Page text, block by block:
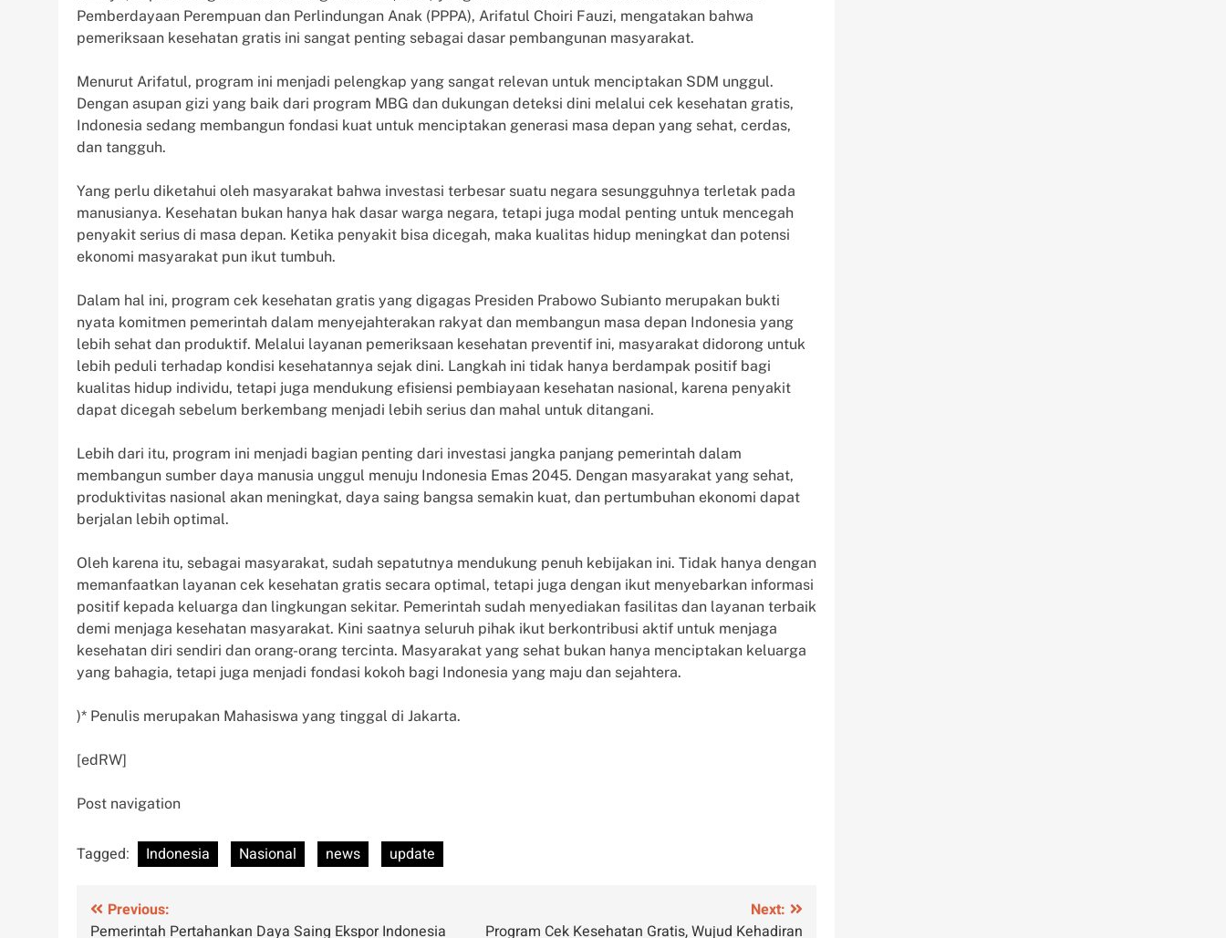
Pemberdayaan Perempuan dan Perlindungan Anak (PPPA), Arifatul Choiri Fauzi, mengatakan bahwa
pemeriksaan kesehatan gratis ini sangat penting sebagai dasar pembangunan masyarakat.
Menurut Arifatul, program ini menjadi pelengkap yang sangat relevan untuk menciptakan SDM unggul.
Dengan asupan gizi yang baik dari program MBG dan dukungan deteksi dini melalui cek kesehatan gratis,
Indonesia sedang membangun fondasi kuat untuk menciptakan generasi masa depan yang sehat, cerdas,
dan tangguh.
Yang perlu diketahui oleh masyarakat bahwa investasi terbesar suatu negara sesungguhnya terletak pada
manusianya. Kesehatan bukan hanya hak dasar warga negara, tetapi juga modal penting untuk mencegah
penyakit serius di masa depan. Ketika penyakit bisa dicegah, maka kualitas hidup meningkat dan potensi
ekonomi masyarakat pun ikut tumbuh.
Dalam hal ini, program cek kesehatan gratis yang digagas Presiden Prabowo Subianto merupakan bukti
nyata komitmen pemerintah dalam menyejahterakan rakyat dan membangun masa depan Indonesia yang
lebih sehat dan produktif. Melalui layanan pemeriksaan kesehatan preventif ini, masyarakat didorong untuk
lebih peduli terhadap kondisi kesehatannya sejak dini. Langkah ini tidak hanya berdampak positif bagi
kualitas hidup individu, tetapi juga mendukung efisiensi pembiayaan kesehatan nasional, karena penyakit
dapat dicegah sebelum berkembang menjadi lebih serius dan mahal untuk ditangani.
Lebih dari itu, program ini menjadi bagian penting dari investasi jangka panjang pemerintah dalam
membangun sumber daya manusia unggul menuju Indonesia Emas 2045. Dengan masyarakat yang sehat,
produktivitas nasional akan meningkat, daya saing bangsa semakin kuat, dan pertumbuhan ekonomi dapat
berjalan lebih optimal.
Oleh karena itu, sebagai masyarakat, sudah sepatutnya mendukung penuh kebijakan ini. Tidak hanya dengan
memanfaatkan layanan cek kesehatan gratis secara optimal, tetapi juga dengan ikut menyebarkan informasi
positif kepada keluarga dan lingkungan sekitar. Pemerintah sudah menyediakan fasilitas dan layanan terbaik
demi menjaga kesehatan masyarakat. Kini saatnya seluruh pihak ikut berkontribusi aktif untuk menjaga
kesehatan diri sendiri dan orang-orang tercinta. Masyarakat yang sehat bukan hanya menciptakan keluarga
yang bahagia, tetapi juga menjadi fondasi kokoh bagi Indonesia yang maju dan sejahtera.
)* Penulis merupakan Mahasiswa yang tinggal di Jakarta.
[edRW]
Post navigation
Tagged: Indonesia Nasional news update
Post
Previous:
Pemerintah Pertahankan Daya Saing Ekspor Indonesia
Next:
Program Cek Kesehatan Gratis, Wujud Kehadiran